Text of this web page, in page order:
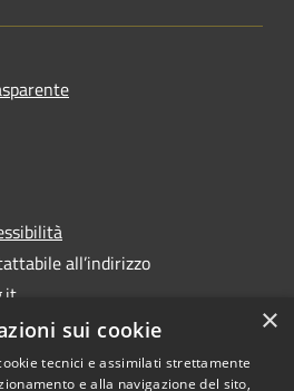
all’indirizzo
×
sui cookie
tecnici e assimilati strettamente
e alla navigazione del sito,